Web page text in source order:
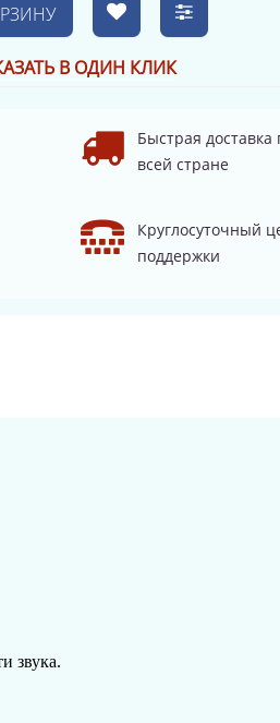
В ОДИН КЛИК
Быстрая доставка
всей стране
Круглосуточный
поддержки
звука.